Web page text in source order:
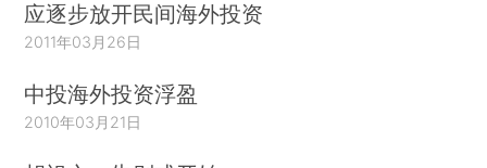
应逐步放开民间海外投资
2011年03月26日
中投海外投资浮盈
2010年03月21日